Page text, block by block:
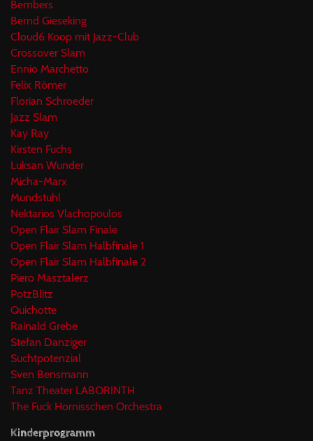
Bembers
Bernd Gieseking
Cloud6 Koop mit Jazz-Club
Crossover Slam
Ennio Marchetto
Felix Römer
Florian Schroeder
Jazz Slam
Kay Ray
Kirsten Fuchs
Luksan Wunder
Micha-Marx
Mundstuhl
Nektarios Vlachopoulos
Open Flair Slam Finale
Open Flair Slam Halbfinale 1
Open Flair Slam Halbfinale 2
Piero Masztalerz
PotzBlitz
Quichotte
Rainald Grebe
Stefan Danziger
Suchtpotenzial
Sven Bensmann
Tanz Theater LABORINTH
The Fuck Hornisschen Orchestra
Kinderprogramm